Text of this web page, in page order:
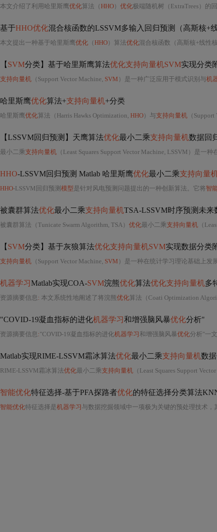
本文介绍了利用哈里斯鹰优化算法（HHO） 优化极端随机树（ExtraTrees）的
基于HHO优化混合核函数的LSSVM多输入回归预测（高斯核+
本文提出一种基于哈里斯鹰优化 （HHO）算法优化混合核函数（高斯核+线性
【 SVM分类】基于哈里斯鹰算法优化支持向量机SVM实现分类
支持向量机 （Support Vector Machine, SVM ）是一种广泛应用于模式识别与机
哈里斯鹰优化算法+支持向量机+分类
哈里斯鹰优化算法（Harris Hawks Optimization, HHO）与支持向量机 （
【LSSVM回归预测】天鹰算法优化最小二乘支持向量机数据回
最小二乘支持向量机 （Least Squares Support Vector Machine, LSSVM）是一种
HHO-LSSVM回归预测 Matlab 哈里斯鹰优化最小二乘支持向量
HHO-LSSVM回归预测 模型是针对风电预测问题提出的一种创新算法。它将智
被囊群算法优化最小二乘支持向量机TSA-LSSVM时序预测未来
被囊群算法（Tunicate Swarm Algorithm, TSA） 优化最小二乘支持向量机 （Least
【 SVM分类】基于灰狼算法优化支持向量机SVM实现数据分类
支持向量机 （Support Vector Machine, SVM ）是一种在统计学习理论基础上发展起来的、
机器学习 Matlab实现COA-SVM浣熊优化算法优化支持向量机多
资源摘要信息: 本文系统性地阐述了将浣熊优化算法（Coati Optimization
"COVID-19凝血指标的进化机器学习 和增强脑风暴优化分析"
资源摘要信息:"COVID-19凝血指标的进化机器学习和增强脑风暴优化分析"一
Matlab实现RIME-LSSVM霜冰算法优化最小二乘支持向量机数
RIME-LSSVM霜冰算法优化最小二乘支持向量机 （Least Squares Support
智能优化特征选择-基于PFA探路者优化的特征选择分类算法
智能优化特征选择是机器学习与数据挖掘领域中一项极为关键的预处理技术，其核心目标是在保留分类判别能力的前提下，从原始高